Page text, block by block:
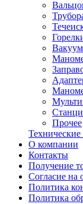
Прочее
Технические
О компании
Контакты
Получение
Согласие на
Политика
Политика